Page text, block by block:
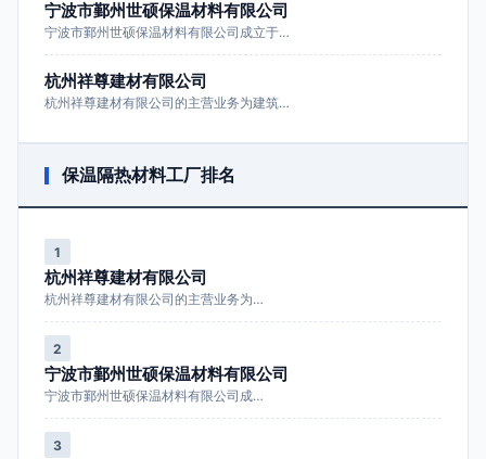
宁波市鄞州世硕保温材料有限公司
宁波市鄞州世硕保温材料有限公司成立于…
杭州祥尊建材有限公司
杭州祥尊建材有限公司的主营业务为建筑…
保温隔热材料工厂排名
1
杭州祥尊建材有限公司
杭州祥尊建材有限公司的主营业务为…
2
宁波市鄞州世硕保温材料有限公司
宁波市鄞州世硕保温材料有限公司成…
3